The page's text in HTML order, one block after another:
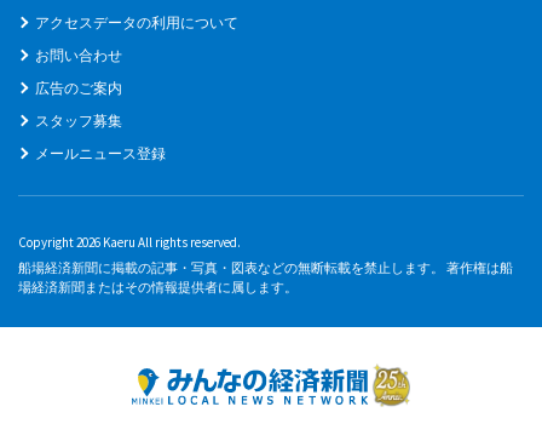
アクセスデータの利用について
お問い合わせ
広告のご案内
スタッフ募集
メールニュース登録
Copyright 2026 Kaeru All rights reserved.
船場経済新聞に掲載の記事・写真・図表などの無断転載を禁止します。 著作権は船
場経済新聞またはその情報提供者に属します。